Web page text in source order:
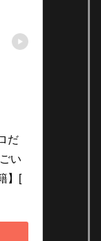
だ
い
】[